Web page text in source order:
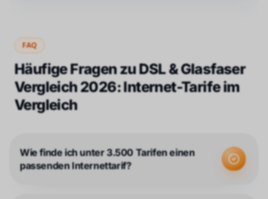
FAQ
Häufige Fragen zuDSL & Glasfaser
Vergleich 2026: Internet-Tarife im
Vergleich
Wie finde ich unter 3.500 Tarifen einen
passenden Internettarif?